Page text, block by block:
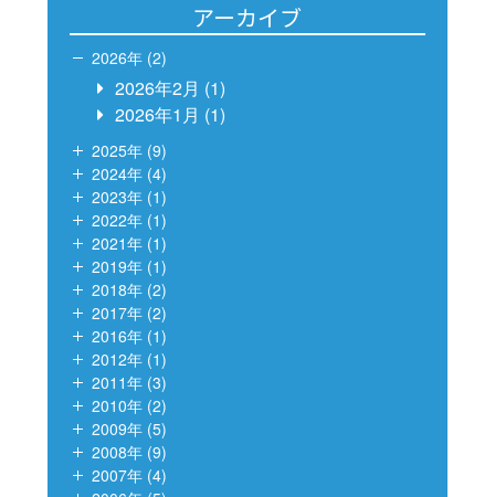
アーカイブ
2026年 (2)
2026年2月 (1)
2026年1月 (1)
2025年 (9)
2024年 (4)
2023年 (1)
2022年 (1)
2021年 (1)
2019年 (1)
2018年 (2)
2017年 (2)
2016年 (1)
2012年 (1)
2011年 (3)
2010年 (2)
2009年 (5)
2008年 (9)
2007年 (4)